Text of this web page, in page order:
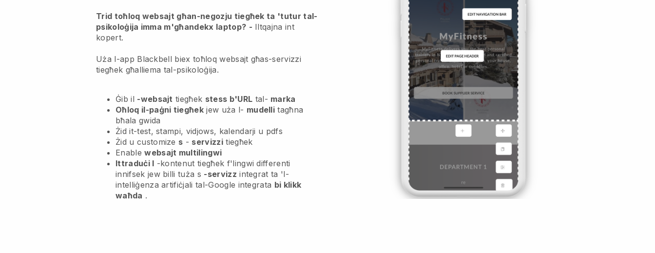
Trid toħloq websajt għan-negozju tiegħek ta 'tutur tal-
psikoloġija imma m'għandekx laptop? - Iltqajna int
kopert.
Uża l-app Blackbell biex toħloq websajt għas-servizzi
tiegħek għalliema tal-psikoloġija.
Ġib il -websajt tiegħek stess b'URL tal- marka
Oħloq il-paġni tiegħek jew uża l- mudelli tagħna
bħala gwida
Żid it-test, stampi, vidjows, kalendarji u pdfs
Żid u customize s - servizzitiegħek
Enablewebsajt multilingwi
Ittraduċi l -kontenut tiegħek f'lingwi differenti
innifsek jew billi tuża s -servizz integrat ta 'l-
intelliġenza artifiċjali tal-Google integrata bi klikk
waħda .